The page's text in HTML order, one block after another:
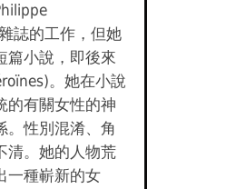
誌的工作，但她
篇小說，即後來
。她在小說
的有關女性的神
。性別混淆、角
清。她的人物荒
一種嶄新的女